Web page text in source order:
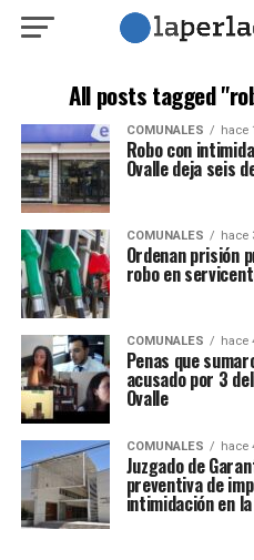
All posts tagged
COMUNALES hace
Robo con
Ovalle deja seis
COMUNALES hace
Ordenan prisión
robo en
COMUNALES hace
Penas que
acusado por 3
Ovalle
COMUNALES hace
Juzgado de
preventiva de
intimidación en